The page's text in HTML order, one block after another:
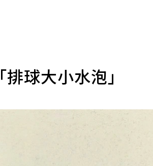
球大小水泡」